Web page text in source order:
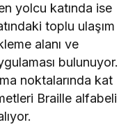
yolcu katında ise
toplu ulaşım
alanı ve
bulunuyor.
noktalarında kat
Braille alfabeli